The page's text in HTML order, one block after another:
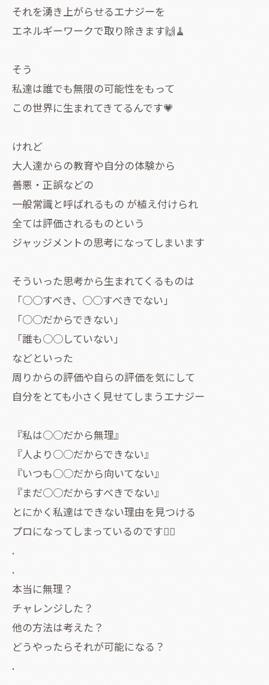
それを湧き上がらせるエナジーを
エネルギーワークで取り除きます🙌🧹
そう
私達は誰でも無限の可能性をもって
この世界に生まれてきてるんです💗
けれど
大人達からの教育や自分の体験から
善悪・正誤などの
一般常識と呼ばれるもの が植え付けられ
全ては評価されるものという
ジャッジメントの思考になってしまいます
そういった思考から生まれてくるものは
「○○すべき、○○すべきでない」
「○○だからできない」
「誰も○○していない」
などといった
周りからの評価や自らの評価を気にして
自分をとても小さく見せてしまうエナジー
『私は○○だから無理』
『人より○○だからできない』
『いつも○○だから向いてない』
『まだ○○だからすべきでない』
とにかく私達はできない理由を見つける
プロになってしまっているのです🤦‍♀️
.
.
本当に無理？
チャレンジした？
他の方法は考えた？
どうやったらそれが可能になる？
.